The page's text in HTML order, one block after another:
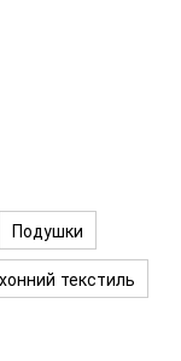
Подушки
текстиль